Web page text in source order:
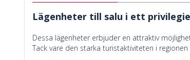
Lägenheter till salu i ett
Dessa lägenheter erbjuder en attraktiv
Tack vare den starka turistaktiviteten i